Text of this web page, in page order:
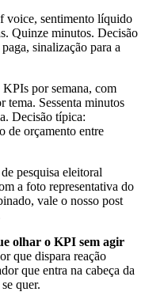
voice, sentimento líquido
Quinze minutos. Decisão
sinalização para a
por semana, com
tema. Sessenta minutos
Decisão típica:
de orçamento entre
pesquisa eleitoral
a foto representativa do
vale o nosso post
olhar o KPI sem agir
que dispara reação
que entra na cabeça da
quer.